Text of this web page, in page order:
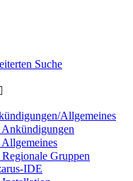
Suche
Allgemeines
Gruppen
IDE